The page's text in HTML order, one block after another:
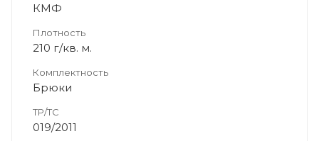
КМФ
Плотность
210 г/кв. м.
Комплектность
Брюки
ТР/ТС
019/2011